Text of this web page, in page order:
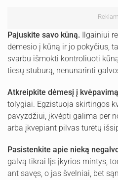
Pajuskite savo kūną. Ilgainiui
dėmesio į kūną ir jo pokyčius,
svarbu išmokti kontroliuoti
tiesų stuburą, nenunarinti
Atkreipkite dėmesį į
tolygiai. Egzistuoja skirtingos
pavyzdžiui, įkvėpti galima per
arba įkvepiant pilvas turėtų
Pasistenkite apie nieką
galvą tikrai lįs įkyrios mintys,
ant savęs, o jas švelniai, bet